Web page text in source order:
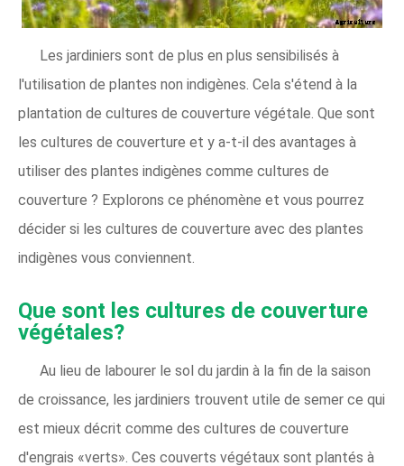
Les jardiniers sont de plus en plus sensibilisés à
l'utilisation de plantes non indigènes. Cela s'étend à la
plantation de cultures de couverture végétale. Que sont
les cultures de couverture et y a-t-il des avantages à
utiliser des plantes indigènes comme cultures de
couverture ? Explorons ce phénomène et vous pourrez
décider si les cultures de couverture avec des plantes
indigènes vous conviennent.
Que sont les cultures de couverture
végétales?
Au lieu de labourer le sol du jardin à la fin de la saison
de croissance, les jardiniers trouvent utile de semer ce qui
est mieux décrit comme des cultures de couverture
d'engrais «verts». Ces couverts végétaux sont plantés à